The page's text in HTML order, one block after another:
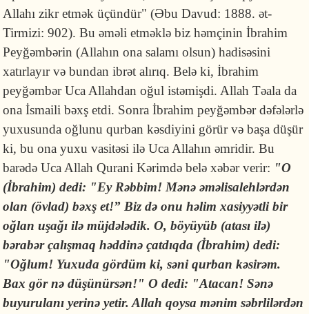
Allahı zikr etmək üçündür" (Əbu Davud: 1888. ət-
Tirmizi: 902). Bu əməli etməklə biz həmçinin İbrahim
Peyğəmbərin (Allahın ona salamı olsun) hadisəsini
xatırlayır və bundan ibrət alırıq. Belə ki, İbrahim
peyğəmbər Uca Allahdan oğul istəmişdi. Allah Təala da
ona İsmaili bəxş etdi. Sonra İbrahim peyğəmbər dəfələrlə
yuxusunda oğlunu qurban kəsdiyini görür və başa düşür
ki, bu ona yuxu vasitəsi ilə Uca Allahın əmridir. Bu
barədə Uca Allah Qurani Kərimdə belə xəbər verir: "O
(İbrahim) dedi: "Ey Rəbbim! Mənə əməlisalehlərdən
olan (övlad) bəxş et!” Biz də onu həlim xasiyyətli bir
oğlan uşağı ilə müjdələdik. O, böyüyüb (atası ilə)
bərabər çalışmaq həddinə çatdıqda (İbrahim) dedi:
"Oğlum! Yuxuda gördüm ki, səni qurban kəsirəm.
Bax gör nə düşünürsən!" O dedi: "Atacan! Sənə
buyurulanı yerinə yetir. Allah qoysa mənim səbrlilərdən